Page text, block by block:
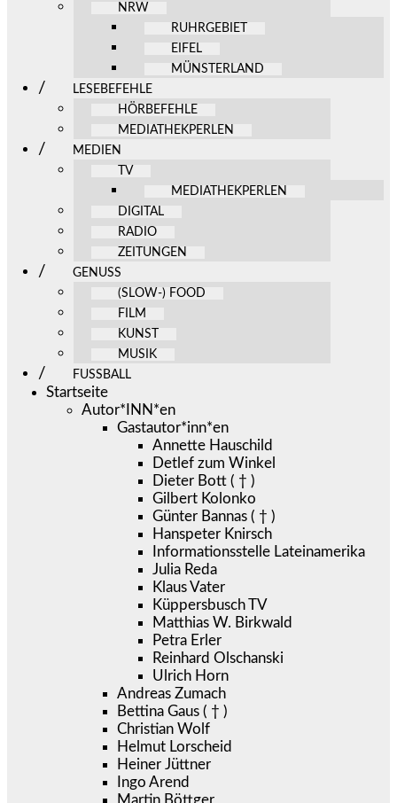
NRW
RUHRGEBIET
EIFEL
MÜNSTERLAND
LESEBEFEHLE
HÖRBEFEHLE
MEDIATHEKPERLEN
MEDIEN
TV
MEDIATHEKPERLEN
DIGITAL
RADIO
ZEITUNGEN
GENUSS
(SLOW-) FOOD
FILM
KUNST
MUSIK
FUSSBALL
Startseite
Autor*INN*en
Gastautor*inn*en
Annette Hauschild
Detlef zum Winkel
Dieter Bott ( † )
Gilbert Kolonko
Günter Bannas ( † )
Hanspeter Knirsch
Informationsstelle Lateinamerika
Julia Reda
Klaus Vater
Küppersbusch TV
Matthias W. Birkwald
Petra Erler
Reinhard Olschanski
Ulrich Horn
Andreas Zumach
Bettina Gaus ( † )
Christian Wolf
Helmut Lorscheid
Heiner Jüttner
Ingo Arend
Martin Böttger